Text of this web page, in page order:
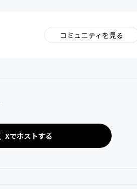
コミュニティを見る
Xでポストする